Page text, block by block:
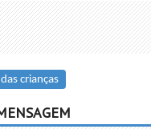
crianças